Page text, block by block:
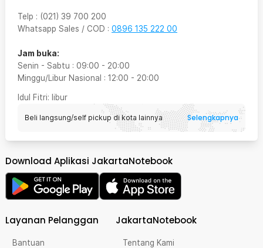
Telp : (021) 39 700 200
Whatsapp Sales / COD : 0896 135 222 00
Jam buka:
Senin - Sabtu : 09:00 - 20:00
Minggu/Libur Nasional : 12:00 - 20:00
Idul Fitri: libur
Beli langsung/self pickup di kota lainnya Selengkapnya
Download Aplikasi JakartaNotebook
Layanan Pelanggan
Bantuan
JakartaNotebook
Tentang Kami